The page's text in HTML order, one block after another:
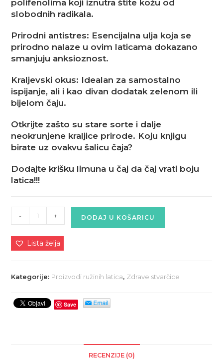
polifenolima koji iznutra štite kožu od
slobodnih radikala.
Prirodni antistres: Esencijalna ulja koja se
prirodno nalaze u ovim laticama dokazano
smanjuju anksioznost.
Kraljevski okus: Idealan za samostalno
ispijanje, ali i kao divan dodatak zelenom ili
bijelom čaju.
Otkrijte zašto su stare sorte i dalje
neokrunjene kraljice prirode. Koju knjigu
birate uz ovakvu šalicu čaja?
Dodajte krišku limuna u čaj da čaj vrati boju
latica!!!
od
latica
ruže
gr
- + DODAJ U KOŠARICU
Lista želja
Kategorije: Proizvodi ružinih latica, Zdrave stvarčice
Save
RECENZIJE (0)